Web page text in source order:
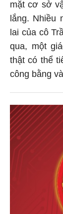
mặt cơ sở
lắng. Nhiều
lai của cô
qua, một
thật có thể
công bằng